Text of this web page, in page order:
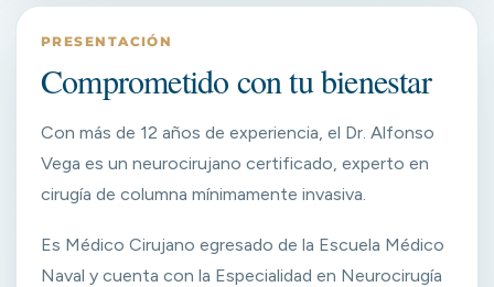
PRESENTACIÓN
Comprometido con tu bienestar
Con más de 12 años de experiencia, el Dr. Alfonso
Vega es un neurocirujano certificado, experto en
cirugía de columna mínimamente invasiva.
Es Médico Cirujano egresado de la Escuela Médico
Naval y cuenta con la Especialidad en Neurocirugía